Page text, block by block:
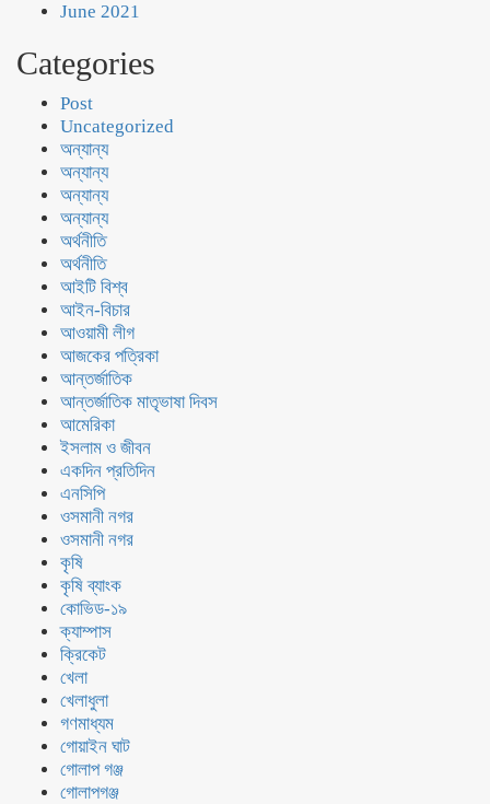
June 2021
Categories
Post
Uncategorized
অন্যান্য
অন্যান্য
অন্যান্য
অন্যান্য
অর্থনীতি
অর্থনীতি
আইটি বিশ্ব
আইন-বিচার
আওয়ামী লীগ
আজকের পত্রিকা
আন্তর্জাতিক
আন্তর্জাতিক মাতৃভাষা দিবস
আমেরিকা
ইসলাম ও জীবন
একদিন প্রতিদিন
এনসিপি
ওসমানী নগর
ওসমানী নগর
কৃষি
কৃষি ব্যাংক
কোভিড-১৯
ক্যাম্পাস
ক্রিকেট
খেলা
খেলাধুলা
গণমাধ্যম
গোয়াইন ঘাট
গোলাপ গঞ্জ
গোলাপগঞ্জ